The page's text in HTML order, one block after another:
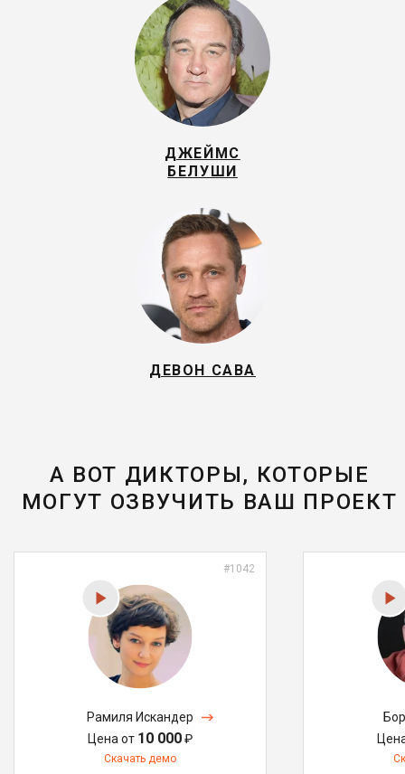
ДЖЕЙМС
БЕЛУШИ
ДЕВОН САВА
А ВОТ ДИКТОРЫ, КОТОРЫЕ
МОГУТ ОЗВУЧИТЬ ВАШ ПРОЕКТ
#1042
Рамиля Искандер
Цена от 10 000₽
Скачать демо